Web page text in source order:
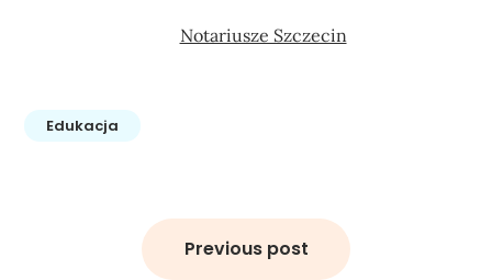
Notariusze Szczecin
Edukacja
Previous post